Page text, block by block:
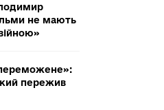
не мають
пережив